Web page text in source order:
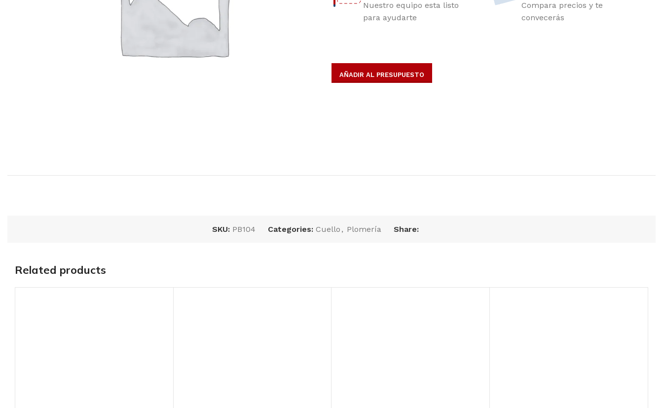
Nuestro equipo esta listo
para ayudarte
Compara precios y te
convecerás
AÑADIR AL PRESUPUESTO
SKU: PB104 Categories: Cuello , Plomería Share:
Related products